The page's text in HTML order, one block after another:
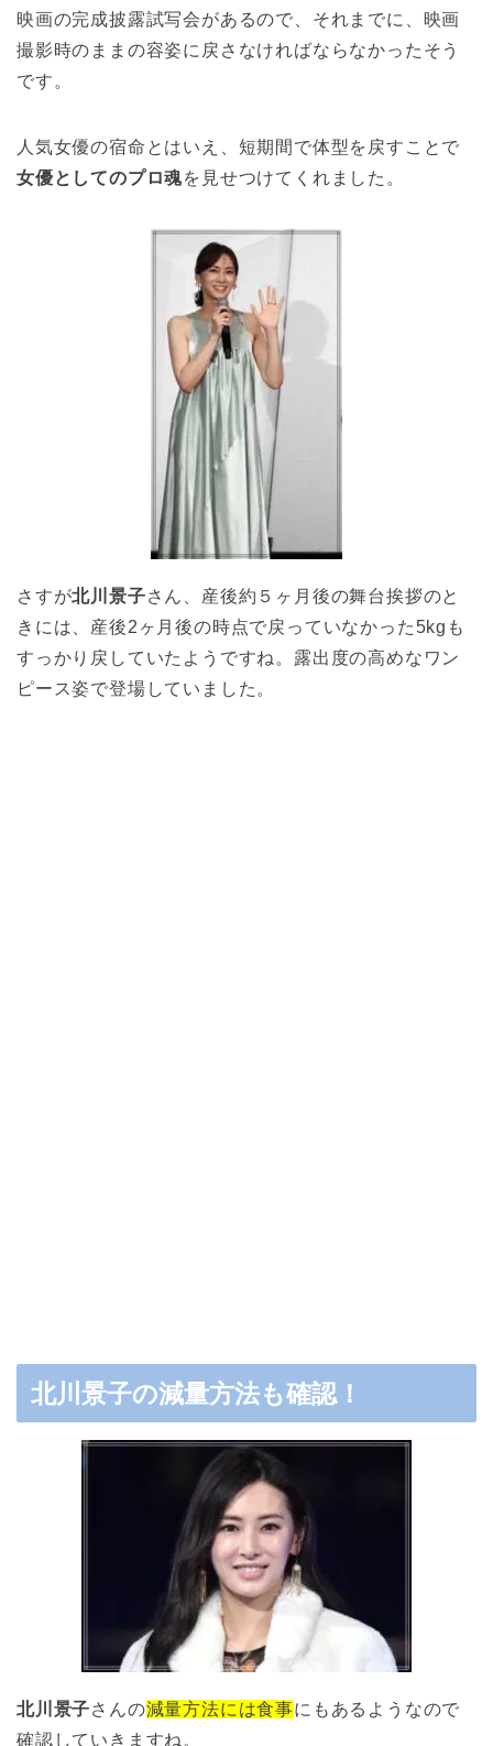
映画の完成披露試写会があるので、それまでに、映画
撮影時のままの容姿に戻さなければならなかったそう
です。
人気女優の宿命とはいえ、短期間で体型を戻すことで
女優としてのプロ魂を見せつけてくれました。
さすが北川景子さん、産後約５ヶ月後の舞台挨拶のと
きには、産後2ヶ月後の時点で戻っていなかった5kgも
すっかり戻していたようですね。露出度の高めなワン
ピース姿で登場していました。
北川景子の減量方法も確認！
北川景子さんの減量方法には食事にもあるようなので
確認していきますね。